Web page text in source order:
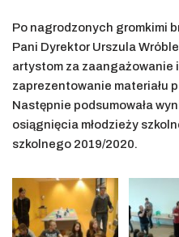
Po nagrodzonych gromkimi
Pani Dyrektor Urszula
artystom za zaangażowanie
zaprezentowanie materiału
Następnie podsumowała
osiągnięcia młodzieży
szkolnego 2019/2020.